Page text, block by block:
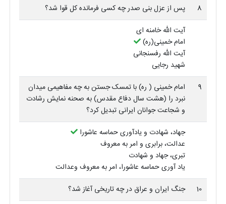
8
پس از عزل بنی صدر چه کسی فرمانده کل قوا شد؟
آیت الله خامنه ای
امام خمینی(ره)
آیت الله رفسنجانی
شهید رجایی
9
امام خمینی ( ره) با تمسک جستن به چه مفاهیمی میدان
نبرد را (هشت سال دفاع مقدس) به صحنه نمایش رشادت
و شجاعت جوانان ایرانی تبدیل کرد؟
جهاد، شهادت و یادآوری حماسه عاشورا
عدالت، برابری و امر به معروف
تبری، جهاد و شهادت
یاد آوری حماسه عاشورا، امر به معروف وعدالت
10
جنگ ایران و عراق در چه تاریخی آغاز شد؟